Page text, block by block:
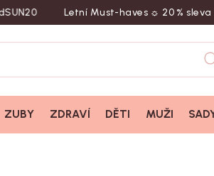
Letní Must-haves ☼ 20 % sleva s
ZUBY ZDRAVÍ DĚTI MUŽI
Pastel Lab Cuticle Nail Care Cream, 10g